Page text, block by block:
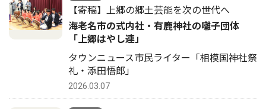
【寄稿】上郷の郷土芸能を次の世代へ
海老名市の式内社・有鹿神社の囃子団体
「上郷はやし連」
タウンニュース市民ライター「相模国神社祭
礼・添田悟郎」
2026.03.07